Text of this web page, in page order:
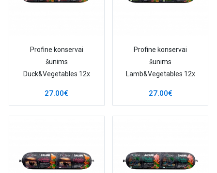
Profine konservai
šunims
Duck&Vegetables 12x
27.00€
Profine konservai
šunims
Lamb&Vegetables 12x
27.00€